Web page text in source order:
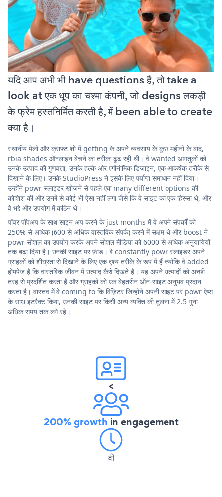
यदि आप अभी भी have questions हैं, तो take a
look at एक धूप का चश्मा कंपनी, जो designs लकड़ी
के फ्रेम हस्तनिर्मित करती है, में been able to create
क्या है।
स्थानीय मेलों और क्राफ्ट शो में getting के अपने व्यवसाय के कुछ महीनों के बाद,
rbia shades ऑनलाइन बेचने का तरीका ढूंढ रही थी। वे wanted आगंतुकों को
उनके उत्पाद की गुणवत्ता, उनके हल्के और एर्गोनोमिक डिज़ाइन, एक आकर्षक तरीके से
दिखाने के लिए। उनके StudioPress ने इसके लिए पर्याप्त समाधान नहीं दिया।
उन्होंने powr स्लाइडर खोजने से पहले एक many different options की
कोशिश की और उनमें से कोई भी ऐसा नहीं लगा जैसे कि वे साइट का एक हिस्सा थे, और
वे भद्दे और उपयोग में कठिन थे।
पॉवर पॉपअप के साथ साइन अप करने के just months में वे अपने संपर्कों को
250% से अधिक (600 से अधिक वास्तविक संपर्क) करने में सक्षम थे और boost ने
powr सोशल का उपयोग करके अपने सोशल मीडिया को 6000 से अधिक अनुयायियों
तक बढ़ा दिया है। उनकी साइट पर फ़ीड। वे constantly powr स्लाइडर अपने
ग्राहकों को शीघ्रता से दिखाने के लिए एक दृश्य तरीके के रूप में हैं क्योंकि वे added
होमपेज हैं कि वास्तविक जीवन में उत्पाद कैसे दिखते हैं। यह अपने उत्पादों को अच्छी
तरह से प्रदर्शित करता है और ग्राहकों को एक बेहतरीन ऑन-साइट अनुभव प्रदान
करता है। वास्तव में वे coming to कि विज़िटर जिन्होंने अपनी साइट पर powr ऐप्स
के साथ इंटरैक्ट किया, उनकी साइट पर किसी अन्य व्यक्ति की तुलना में 2.5 गुना
अधिक समय तक लगे रहे।
<
200% growth in engagement
वी